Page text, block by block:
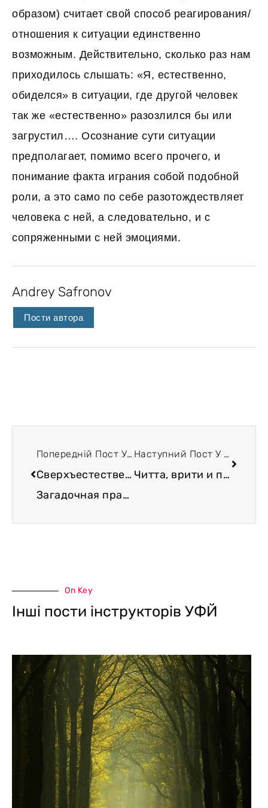
образом) считает свой способ реагирования/
отношения к ситуации единственно
возможным. Действительно, сколько раз нам
приходилось слышать: «Я, естественно,
обиделся» в ситуации, где другой человек
так же «естественно» разозлился бы или
загрустил…. Осознание сути ситуации
предполагает, помимо всего прочего, и
понимание факта играния собой подобной
роли, а это само по себе разотождествляет
человека с ней, а следовательно, и с
сопряженными с ней эмоциями.
Andrey Safronov
Пости автора
Попередній Пост У Блозі
Сверхъестественные существа vs потоковые люди.
Загадочная пратьяя. Сутра 1.19.
Наступний Пост У Блозі
Читта, врити и психосоматика. Сутра 1.2.
On Key
Інші пости інструкторів УФЙ